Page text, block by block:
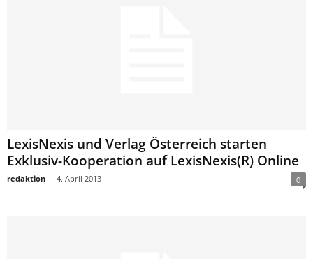
LexisNexis und Verlag Österreich starten
Exklusiv-Kooperation auf LexisNexis(R) Online
redaktion - 4. April 2013 0